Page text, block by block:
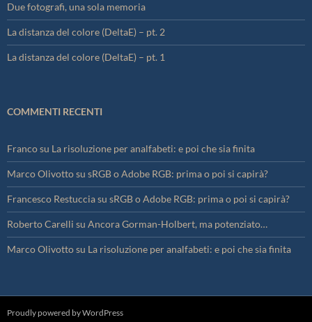
Due fotografi, una sola memoria
La distanza del colore (DeltaE) – pt. 2
La distanza del colore (DeltaE) – pt. 1
COMMENTI RECENTI
Francosu La risoluzione per analfabeti: e poi che sia finita
Marco Olivottosu sRGB o Adobe RGB: prima o poi si capirà?
Francesco Restucciasu sRGB o Adobe RGB: prima o poi si capirà?
Roberto Carelli su Ancora Gorman-Holbert, ma potenziato…
Marco Olivottosu La risoluzione per analfabeti: e poi che sia finita
Proudly powered by WordPress